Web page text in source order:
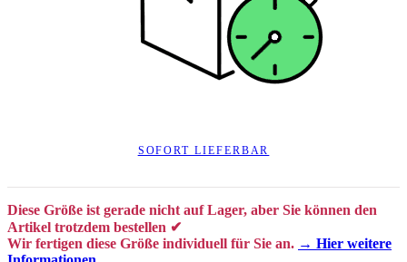
SOFORT LIEFERBAR
Diese Größe ist gerade nicht auf Lager, aber Sie können den
Artikel trotzdem bestellen ✔
Wir fertigen diese Größe individuell für Sie an. → Hier weitere